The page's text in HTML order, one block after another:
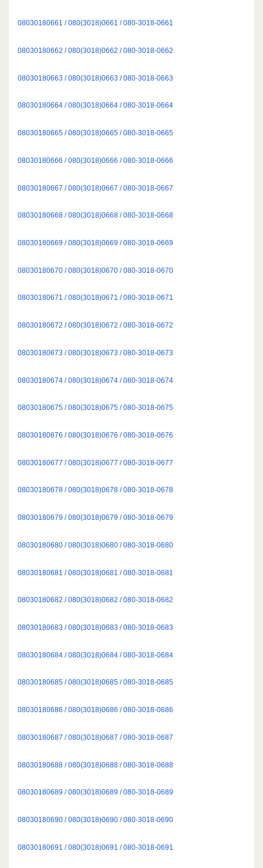
08030180661 / 080(3018)0661 / 080-3018-0661
08030180662 / 080(3018)0662 / 080-3018-0662
08030180663 / 080(3018)0663 / 080-3018-0663
08030180664 / 080(3018)0664 / 080-3018-0664
08030180665 / 080(3018)0665 / 080-3018-0665
08030180666 / 080(3018)0666 / 080-3018-0666
08030180667 / 080(3018)0667 / 080-3018-0667
08030180668 / 080(3018)0668 / 080-3018-0668
08030180669 / 080(3018)0669 / 080-3018-0669
08030180670 / 080(3018)0670 / 080-3018-0670
08030180671 / 080(3018)0671 / 080-3018-0671
08030180672 / 080(3018)0672 / 080-3018-0672
08030180673 / 080(3018)0673 / 080-3018-0673
08030180674 / 080(3018)0674 / 080-3018-0674
08030180675 / 080(3018)0675 / 080-3018-0675
08030180676 / 080(3018)0676 / 080-3018-0676
08030180677 / 080(3018)0677 / 080-3018-0677
08030180678 / 080(3018)0678 / 080-3018-0678
08030180679 / 080(3018)0679 / 080-3018-0679
08030180680 / 080(3018)0680 / 080-3018-0680
08030180681 / 080(3018)0681 / 080-3018-0681
08030180682 / 080(3018)0682 / 080-3018-0682
08030180683 / 080(3018)0683 / 080-3018-0683
08030180684 / 080(3018)0684 / 080-3018-0684
08030180685 / 080(3018)0685 / 080-3018-0685
08030180686 / 080(3018)0686 / 080-3018-0686
08030180687 / 080(3018)0687 / 080-3018-0687
08030180688 / 080(3018)0688 / 080-3018-0688
08030180689 / 080(3018)0689 / 080-3018-0689
08030180690 / 080(3018)0690 / 080-3018-0690
08030180691 / 080(3018)0691 / 080-3018-0691